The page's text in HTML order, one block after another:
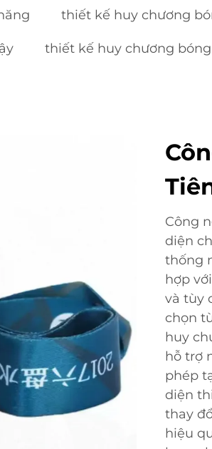
thiết kế huy chương
thiết kế huy chương
Công
diện
thống
hợp
và tùy
chọn
huy
hỗ trợ
phép
diện
thay
hiệu